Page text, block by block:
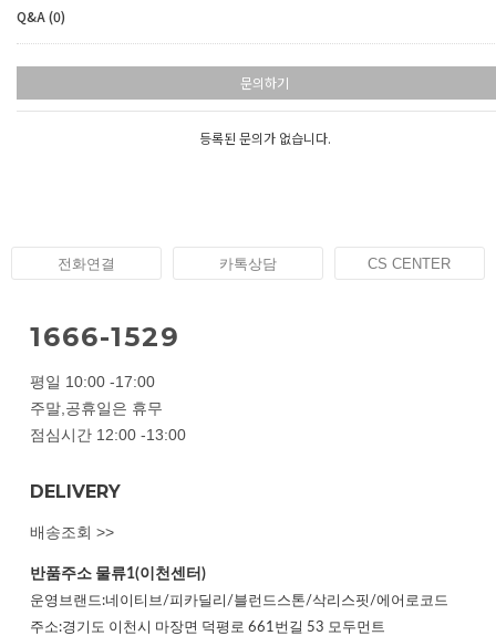
Q&A (0)
문의하기
등록된 문의가 없습니다.
전화연결 카톡상담 CS CENTER
1666-1529
평일 10:00 -17:00
주말,공휴일은 휴무
점심시간 12:00 -13:00
DELIVERY
배송조회 >>
반품주소 물류1(이천센터)
운영브랜드:네이티브/피카딜리/블런드스톤/삭리스핏/에어로코드
주소:경기도 이천시 마장면 덕평로 661번길 53 모두먼트